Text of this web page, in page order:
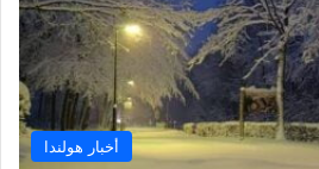
أخبار هولندا